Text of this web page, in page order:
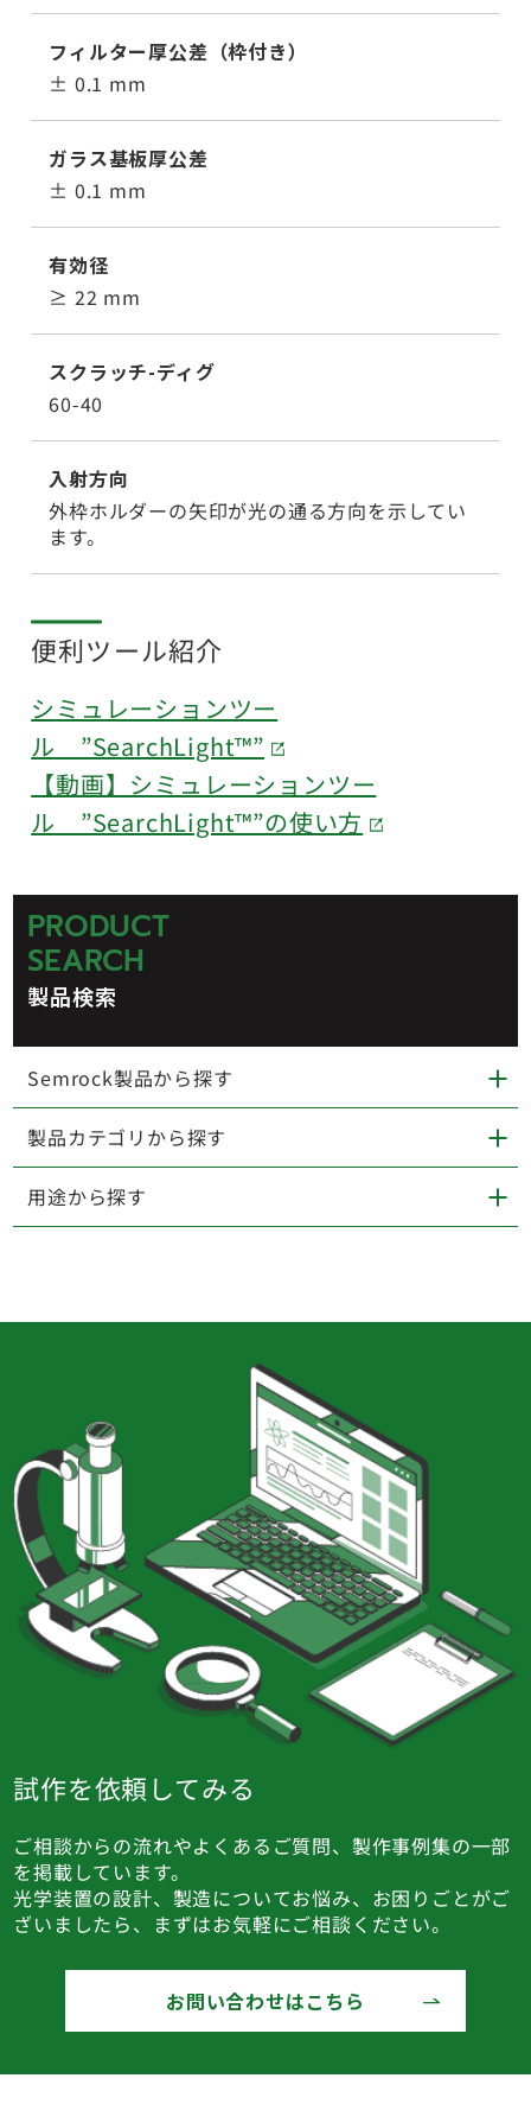
フィルター厚公差（枠付き）
± 0.1 mm
ガラス基板厚公差
± 0.1 mm
有効径
≥ 22 mm
スクラッチ-ディグ
60-40
入射方向
外枠ホルダーの矢印が光の通る方向を示してい
ます。
便利ツール紹介
シミュレーションツー
ル ”SearchLight™”
【動画】シミュレーションツー
ル ”SearchLight™”の使い方
PRODUCT
SEARCH
製品検索
Semrock製品から探す
製品カテゴリから探す
用途から探す
試作を依頼してみる
ご相談からの流れやよくあるご質問、製作事例集の一部
を掲載しています。
光学装置の設計、製造についてお悩み、お困りごとがご
ざいましたら、まずはお気軽にご相談ください。
お問い合わせはこちら